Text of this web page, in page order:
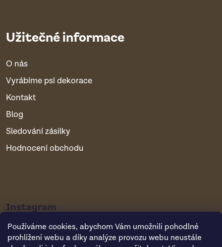
Používáme cookies, abychom Vám umožnili pohodlné
prohlížení webu a díky analýze provozu webu neustále
Užitečné informace
O nás
Vyrábíme psí dekorace
Kontakt
Blog
Sledování zásilky
Hodnocení obchodu
Instagram